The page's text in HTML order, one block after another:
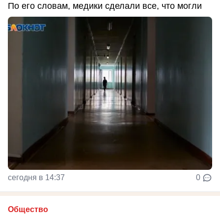
По его словам, медики сделали все, что могли
сегодня в 14:37 0
Общество